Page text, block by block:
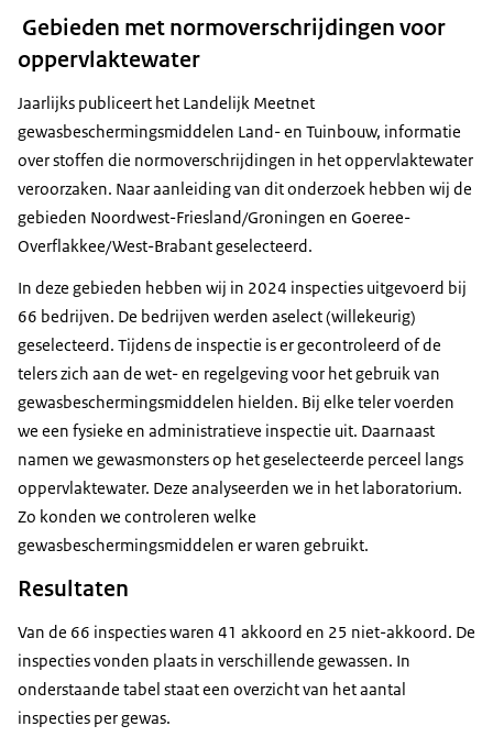
Gebieden met normoverschrijdingen voor
oppervlaktewater
Jaarlijks publiceert het Landelijk Meetnet
gewasbeschermingsmiddelen Land- en Tuinbouw, informatie
over stoffen die normoverschrijdingen in het oppervlaktewater
veroorzaken. Naar aanleiding van dit onderzoek hebben wij de
gebieden Noordwest-Friesland/Groningen en Goeree-
Overflakkee/West-Brabant geselecteerd.
In deze gebieden hebben wij in 2024 inspecties uitgevoerd bij
66 bedrijven. De bedrijven werden aselect (willekeurig)
geselecteerd. Tijdens de inspectie is er gecontroleerd of de
telers zich aan de wet- en regelgeving voor het gebruik van
gewasbeschermingsmiddelen hielden. Bij elke teler voerden
we een fysieke en administratieve inspectie uit. Daarnaast
namen we gewasmonsters op het geselecteerde perceel langs
oppervlaktewater. Deze analyseerden we in het laboratorium.
Zo konden we controleren welke
gewasbeschermingsmiddelen er waren gebruikt.
Resultaten
Van de 66 inspecties waren 41 akkoord en 25 niet-akkoord. De
inspecties vonden plaats in verschillende gewassen. In
onderstaande tabel staat een overzicht van het aantal
inspecties per gewas.